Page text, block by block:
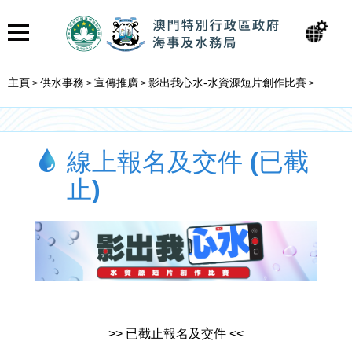
主頁 > 供水事務 > 宣傳推廣 > 影出我心水-水資源短片創作比賽 >
線上報名及交件 (已截
止)
>> 已截止報名及交件 <<